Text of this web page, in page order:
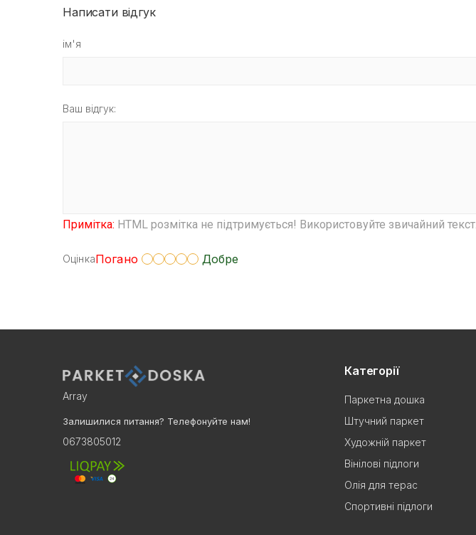
Написати відгук
ім'я
Ваш відгук:
Примітка: HTML розмітка не підтримується! Використовуйте звичайний текст.
ОцінкаПогано Добре
Array
Залишилися питання? Телефонуйте нам!
0673805012
Категорії
Паркетна дошка
Штучний паркет
Художній паркет
Вінілові підлоги
Олія для терас
Спортивні підлоги